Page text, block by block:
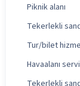
Piknik alanı
Tekerlekli
Tur/bilet
Havaalanı
Tekerlekli